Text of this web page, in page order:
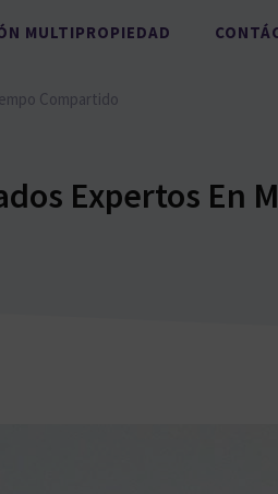
MULTIPROPIEDAD
Compartido
Expertos En